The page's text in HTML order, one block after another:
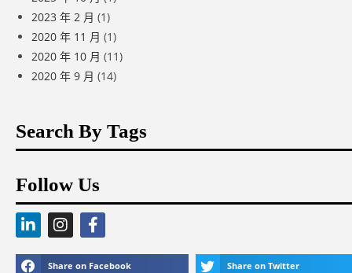
2023 年 2 月 (1)
2020 年 11 月 (1)
2020 年 10 月 (11)
2020 年 9 月 (14)
Search By Tags
Follow Us
Share on Facebook Share on Twitter